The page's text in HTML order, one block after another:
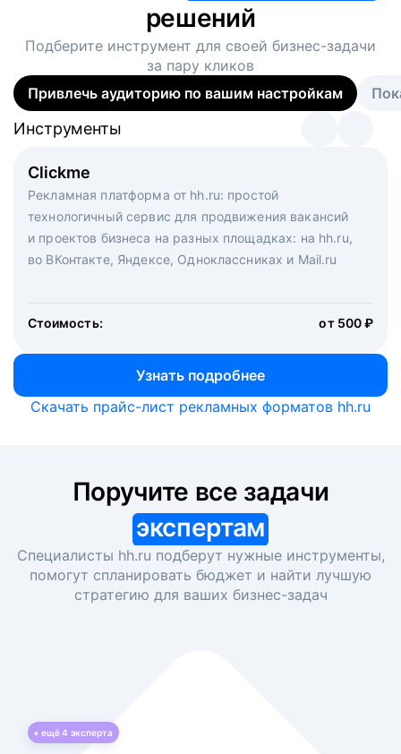
решений
Подберите инструмент для своей бизнес-задачи
за пару кликов
Привлечь аудиторию по вашим настройкам
Clickme
Рекламная платформа от hh.ru: простой
технологичный сервис для продвижения вакансий
и проектов бизнеса на разных площадках: на hh.ru,
во ВКонтакте, Яндексе, Одноклассниках и Mail.ru
Стоимость: от 500 ₽
Узнать подробнее
Инструменты
Вакансия дня
Рекламный формат для вакансий на главной странице
hh.ru. Увеличивает количество откликов
Инструменты
Массовый подбор под ключ. Решите, сколько
кандидатов и когда вам нужно, и за дело возьмутся
маркетологи, рекрутеры и проектные менеджеры
hh.ru с целым набором digital-инструментов
Инструменты
Скачать прайс-лист рекламных форматов hh.ru
экспертам
Специалисты hh.ru подберут нужные инструменты,
помогут спланировать бюджет и найти лучшую
стратегию для ваших бизнес-задач
+ ещё4 эксперта